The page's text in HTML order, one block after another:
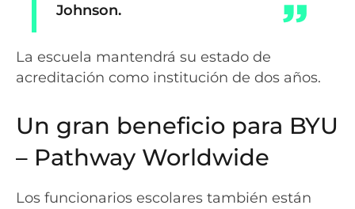
Johnson.
La escuela mantendrá su estado de
acreditación como institución de dos años.
Un gran beneficio para BYU
– Pathway Worldwide
Los funcionarios escolares también están